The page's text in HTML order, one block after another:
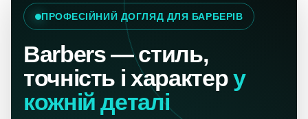
ПРОФЕСІЙНИЙ ДОГЛЯД ДЛЯ БАРБЕРІВ
Barbers — стиль,
точність і характеру
кожній деталі